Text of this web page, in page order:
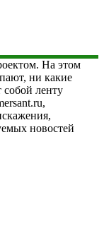
На этом
ни какие
собой ленту
новостей